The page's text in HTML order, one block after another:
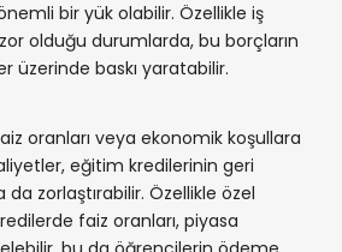
bir yük olabilir. Özellikle iş
olduğu durumlarda, bu borçların
üzerinde baskı yaratabilir.
oranları veya ekonomik koşullara
eğitim kredilerinin geri
zorlaştırabilir. Özellikle özel
faiz oranları, piyasa